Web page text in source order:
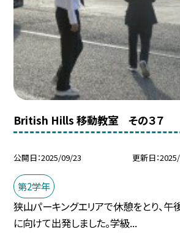
British Hills 移動教室 その３７
公開日 2025/09/23 更新日
第2学年
狭山パーキングエリアで休憩をとり、午
に向けて出発しました。学級...